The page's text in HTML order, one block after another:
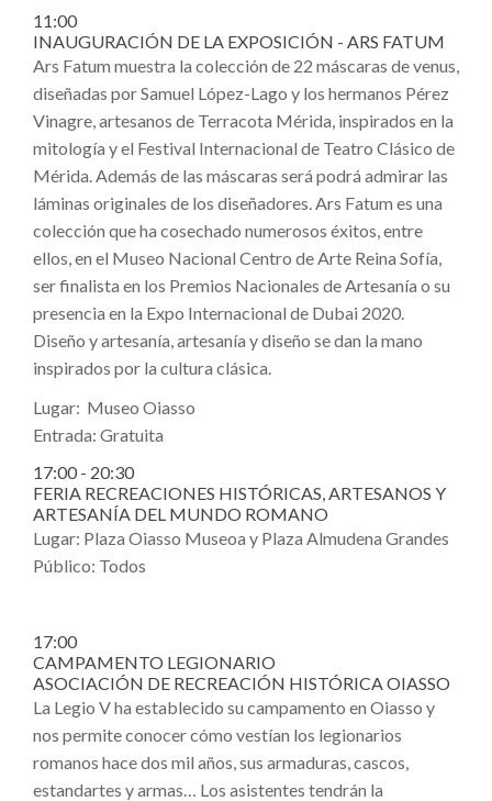
11:00
INAUGURACIÓN DE LA EXPOSICIÓN - ARS FATUM
Ars Fatum muestra la colección de 22 máscaras de venus,
diseñadas por Samuel López-Lago y los hermanos Pérez
Vinagre, artesanos de Terracota Mérida, inspirados en la
mitología y el Festival Internacional de Teatro Clásico de
Mérida. Además de las máscaras será podrá admirar las
láminas originales de los diseñadores. Ars Fatum es una
colección que ha cosechado numerosos éxitos, entre
ellos, en el Museo Nacional Centro de Arte Reina Sofía,
ser finalista en los Premios Nacionales de Artesanía o su
presencia en la Expo Internacional de Dubai 2020.
Diseño y artesanía, artesanía y diseño se dan la mano
inspirados por la cultura clásica.
Lugar: Museo Oiasso
Entrada: Gratuita
17:00 - 20:30
FERIA RECREACIONES HISTÓRICAS, ARTESANOS Y
ARTESANÍA DEL MUNDO ROMANO
Lugar: Plaza Oiasso Museoa y Plaza Almudena Grandes
Público: Todos
17:00
CAMPAMENTO LEGIONARIO
ASOCIACIÓN DE RECREACIÓN HISTÓRICA OIASSO
La Legio V ha establecido su campamento en Oiasso y
nos permite conocer cómo vestían los legionarios
romanos hace dos mil años, sus armaduras, cascos,
estandartes y armas… Los asistentes tendrán la